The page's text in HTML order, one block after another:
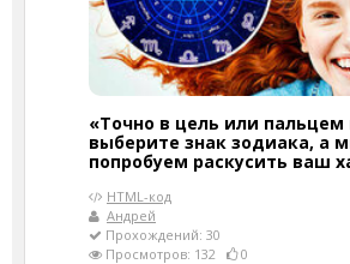
«Точно в цель или пальцем
выберите знак зодиака, а
попробуем раскусить ваш
HTML-код
Андрей
Прохождений: 30
Просмотров: 132
0